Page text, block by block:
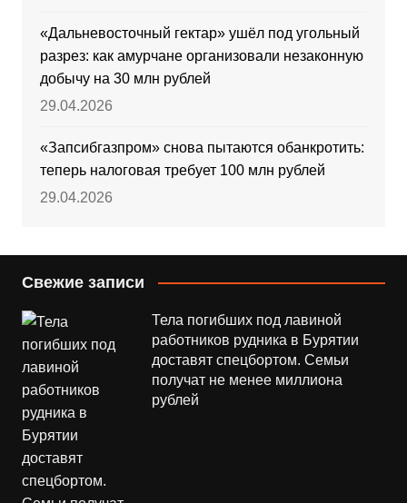
«Дальневосточный гектар» ушёл под угольный
разрез: как амурчане организовали незаконную
добычу на 30 млн рублей
29.04.2026
«Запсибгазпром» снова пытаются обанкротить:
теперь налоговая требует 100 млн рублей
29.04.2026
Свежие записи
Тела погибших под лавиной
работников рудника в Бурятии
доставят спецбортом. Семьи
получат не менее миллиона
рублей